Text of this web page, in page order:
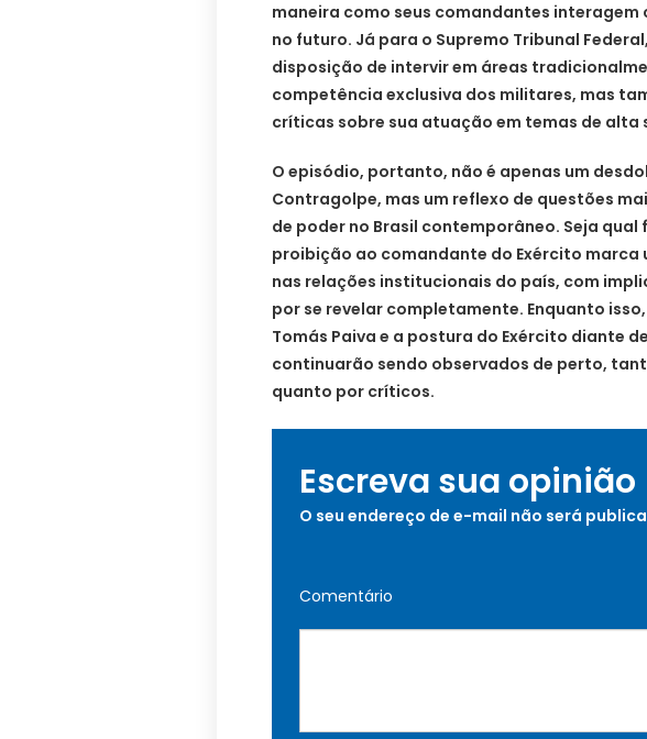
maneira como seus comandantes
no futuro. Já para o Supremo Tribunal
disposição de intervir em áreas
competência exclusiva dos militares, mas
críticas sobre sua atuação em temas de
O episódio, portanto, não é apenas um
Contragolpe, mas um reflexo de questões
de poder no Brasil contemporâneo. Seja qual
proibição ao comandante do Exército marca
nas relações institucionais do país, com
por se revelar completamente. Enquanto
Tomás Paiva e a postura do Exército diante
continuarão sendo observados de perto,
quanto por críticos.
Escreva sua opinião
O seu endereço de e-mail não será
Comentário